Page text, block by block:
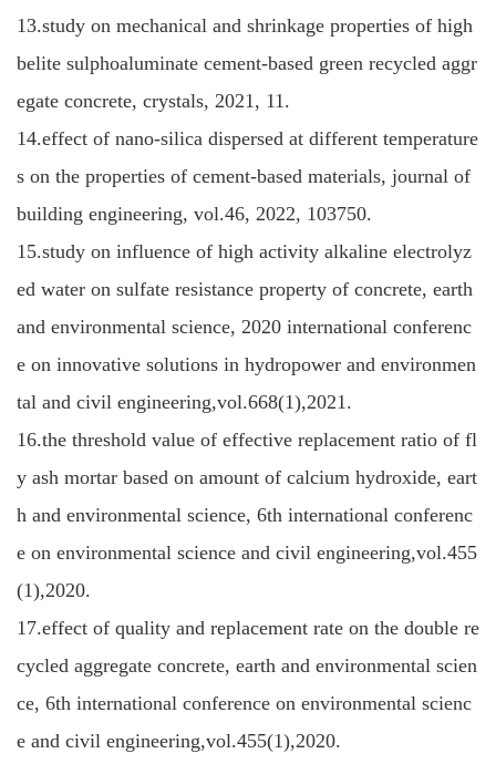
13.study on mechanical and shrinkage properties of high
belite sulphoaluminate cement-based green recycled aggr
egate concrete, crystals, 2021, 11.
14.effect of nano-silica dispersed at different temperature
s on the properties of cement-based materials, journal of
building engineering, vol.46, 2022, 103750.
15.study on influence of high activity alkaline electrolyz
ed water on sulfate resistance property of concrete, earth
and environmental science, 2020 international conferenc
e on innovative solutions in hydropower and environmen
tal and civil engineering,vol.668(1),2021.
16.the threshold value of effective replacement ratio of fl
y ash mortar based on amount of calcium hydroxide, eart
h and environmental science, 6th international conferenc
e on environmental science and civil engineering,vol.455
(1),2020.
17.effect of quality and replacement rate on the double re
cycled aggregate concrete, earth and environmental scien
ce, 6th international conference on environmental scienc
e and civil engineering,vol.455(1),2020.